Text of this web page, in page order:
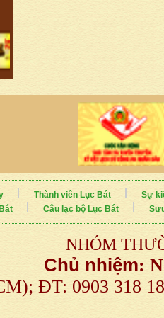
Thành viên Lục Bát
Sự
Câu lạc bộ Lục Bát
NHÓM
Chủ nhiệm:
ĐT: 0903 318